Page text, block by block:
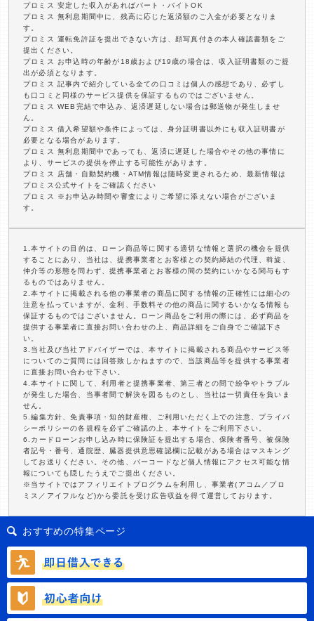
プロミス 安定した収入があればパート・バイトOK
プロミス 無利息期間中に、残高に応じた返済額のご入金が必要となりま
す。
プロミス 運転免許証を提出できない方は、顔写真付きの本人確認書類をご
提出ください。
プロミス お申込時の年齢が18歳および19歳の場合は、収入証明書類のご提
出が必須となります。
プロミス 記事内で紹介している全ての口コミは個人の感想であり、必ずし
も口コミと同様のサービス提供を保証するものではございません。
プロミス WEB完結で申込み、返済遅延しない場合は郵送物が発生しませ
ん。
プロミス 借入希望額や条件によっては、身分証明書以外にも収入証明書が
必要となる場合があります。
プロミス 無利息期間中であっても、返済に遅延した場合やその他の事情に
より、サービスの提供を停止する可能性があります。
プロミス 店舗・自動契約機・ATM情報は随時変更されるため、最新情報は
プロミス公式サイトをご確認ください
プロミス ※お申込み時間や審査によりご希望に添えない場合がございま
す。
1.本サイトの目的は、ローン商品等に関する適切な情報と選択の機会を提供
することにあり、当社は、提携事業者とお客様との契約締結の代理、斡旋、
仲介等の形態を問わず、提携事業者とお客様の間の契約にいかなる関与もす
るものではありません。
2.本サイトに掲載される他の事業者の商品に関する情報の正確性には細心の
注意を払っていますが、金利、手数料その他の商品に関するいかなる情報も
保証するものではございません。ローン商品をご利用の際には、必ず商品を
提供する事業者に直接お問い合わせの上、商品詳細をご自身でご確認下さ
い。
3.当社及び当社アドバイザーでは、本サイトに掲載される商品やサービス等
についてのご質問には回答致しかねますので、当該商品等を提供する事業者
に直接お問い合わせ下さい。
4.本サイトに関して、利用者と提携事業者、第三者との間で紛争やトラブル
が発生した場合、当事者間で解決を図るものとし、当社は一切責任を負いま
せん。
5.編集方針、免責事項・知的財産権、ご利用いただく上での注意、プライバ
シーポリシーの各規程を必ずご確認の上、本サイトをご利用下さい。
6.カードローンお申し込み時に保険証を提出する場合、保険者番号、被保険
者記号・番号、通院歴、臓器提供意思確認欄に記載がある場合はマスキング
してお送りください。その他、バーコードなど個人情報にアクセス可能な情
報についても隠したうえでご提出ください。
※当サイトではアフィリエイトプログラムを利用し、事業者(アコム／プロ
ミス／アイフルなど)から委託を受け広告収益を得て運営しております。
おすすめの特集ページ